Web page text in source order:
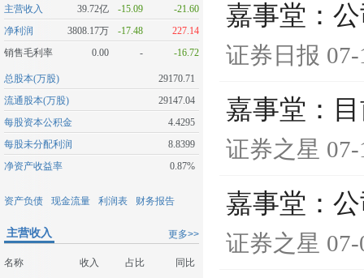
主营收入
39.72亿 -15.09
-21.60
净利润
3808.17万 -17.48
227.14
销售毛利率
0.00 - -16.72
总股本(万股)
29170.71
流通股本(万股)
29147.04
每股资本公积金
4.4295
每股未分配利润
8.8399
净资产收益率
0.87%
资产负债 现金流量 利润表 财务报告
更多>>
主营收入
名称 收入 占比
同比
嘉事堂：
证券日报
嘉事堂：
证券之星
嘉事堂：
证券之星